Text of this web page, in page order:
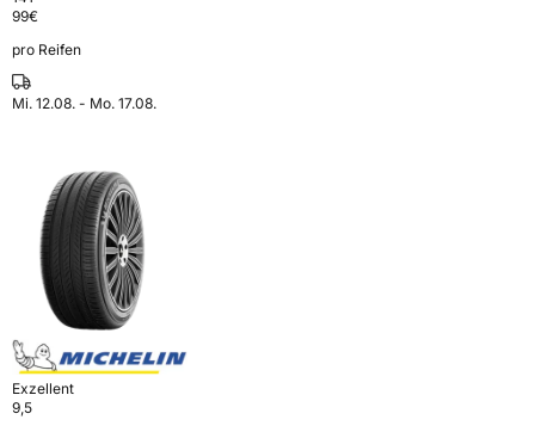
99€
pro Reifen
Mi. 12.08. - Mo. 17.08.
Exzellent
9,5